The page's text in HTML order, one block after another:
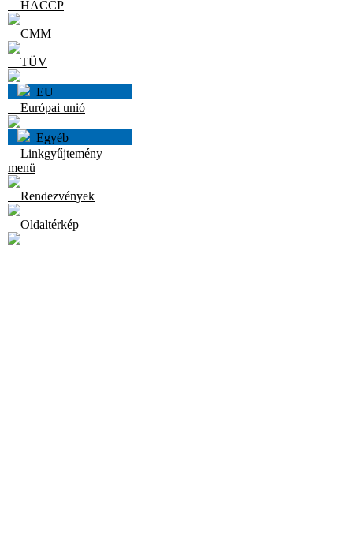
HACCP
CMM
TÜV
EU
Európai unió
Egyéb
Linkgyűjtemény
menü
Rendezvények
Oldaltérkép